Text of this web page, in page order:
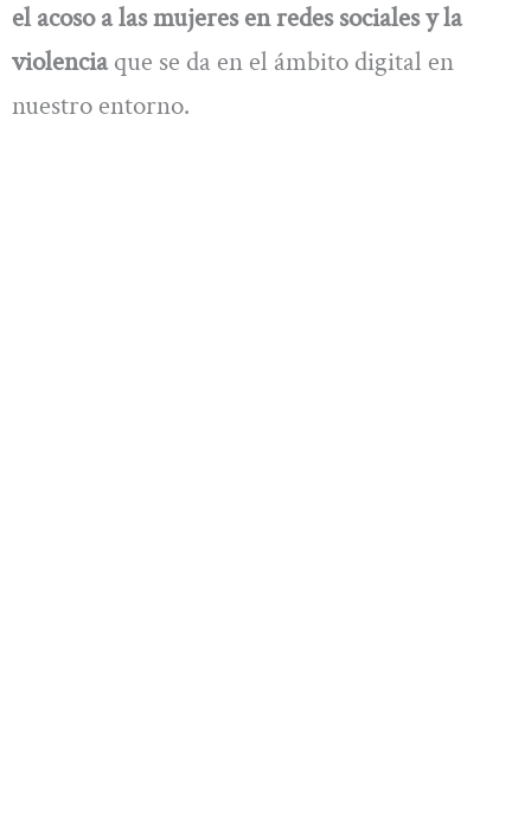
el acoso a las mujeres en redes sociales y la
violenciaque se da en el ámbito digital en
nuestro entorno.